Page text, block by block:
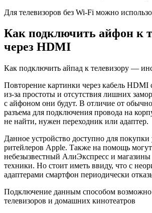
Для телевизоров без Wi-Fi можно
Как подключить айфон к
через HDMI
Как подключить айпад к телевизору —
Повторение картинки через кабель HDMI
из-за простоты и отсутствия лишних
с айфоном они будут. В отличие от
разъема для подключения провода на
не найти, нужен переходник или адаптер.
Данное устройство доступно для
ритейлеров Apple. Также на помощь
небезызвестный АлиЭкспресс и магазины
техники. Но стоит иметь ввиду, что с
адаптерами смартфон периодически
Подключение данным способом
телевизоров и домашних кинотеатров